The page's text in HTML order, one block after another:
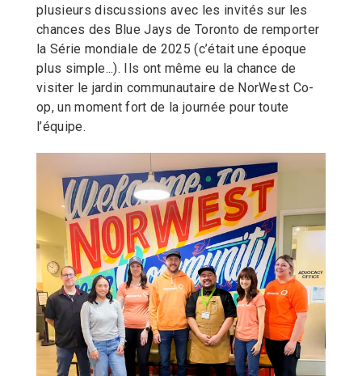
plusieurs discussions avec les invités sur les
chances des Blue Jays de Toronto de remporter
la Série mondiale de 2025 (c’était une époque
plus simple...). Ils ont même eu la chance de
visiter le jardin communautaire de NorWest Co-
op, un moment fort de la journée pour toute
l’équipe.